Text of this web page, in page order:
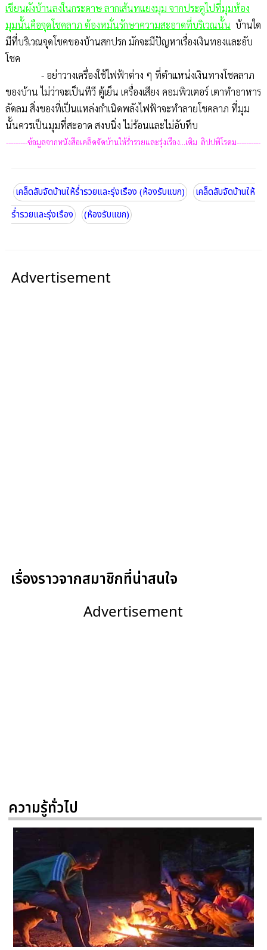
เขียนผังบ้านลงในกระดาษ ลากเส้นทแยงมุม จากประตูไปที่มุมห้อง
มุมนั้นคือจุดโชคลาภ ต้องหมั่นรักษาความสะอาดที่บริเวณนั้น บ้านใด
มีที่บริเวณจุดโชคของบ้านสกปรก มักจะมีปัญหาเรื่องเงินทองและอับ
โชค
- อย่าวางเครื่องใช้ไฟฟ้าต่าง ๆ ที่ตำแหน่งเงินทางโชคลาภ
ของบ้าน ไม่ว่าจะเป็นทีวี ตู้เย็น เครื่องเสียง คอมพิวเตอร์ เตาทำอาหาร
ลัดลม สิ่งของที่เป็นแหล่งกำเนิดพลังไฟฟ้าจะทำลายโชคลาภ ที่มุม
นั้นควรเป็นมุมที่สะอาด สงบนิ่ง ไม่ร้อนและไม่อับทึบ
---------ข้อมูลจากหนังสือเคล็ดจัดบ้านให้ร่ำรวยและรุ่งเรือง...เติม ลิปปพิโรดม----------
เคล็ดลับจัดบ้านให้ร่ำรวยและรุ่งเรือง (ห้องรับแขก)
เคล็ดลับจัดบ้านให้
ร่ำรวยและรุ่งเรือง
(ห้องรับแขก)
Advertisement
เรื่องราวจากสมาชิกที่น่าสนใจ
Advertisement
ความรู้ทั่วไป